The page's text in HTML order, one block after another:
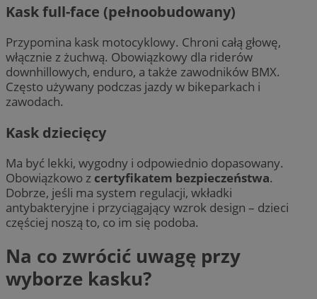
Kask full-face (pełnoobudowany)
Przypomina kask motocyklowy. Chroni całą głowę,
włącznie z żuchwą. Obowiązkowy dla riderów
downhillowych, enduro, a także zawodników BMX.
Często używany podczas jazdy w bikeparkach i
zawodach.
Kask dziecięcy
Ma być lekki, wygodny i odpowiednio dopasowany.
Obowiązkowo z certyfikatem bezpieczeństwa.
Dobrze, jeśli ma system regulacji, wkładki
antybakteryjne i przyciągający wzrok design – dzieci
częściej noszą to, co im się podoba.
Na co zwrócić uwagę przy
wyborze kasku?